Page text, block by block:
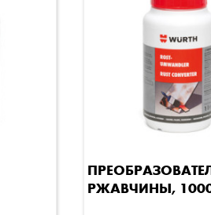
Быстрый
РЖАВЧИНЫ,